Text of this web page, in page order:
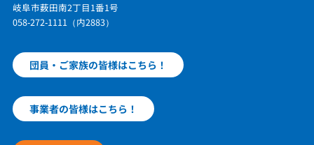
岐阜市薮田南2丁目1番1号
058-272-1111（内2883）
団員・ご家族の皆様はこちら！
事業者の皆様はこちら！